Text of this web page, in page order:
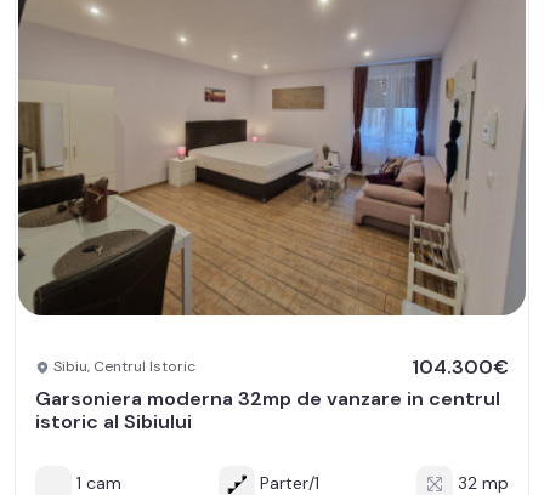
Sibiu, Centrul Istoric
104.300€
Garsoniera moderna 32mp de vanzare in centrul
istoric al Sibiului
1 cam Parter/1 32 mp